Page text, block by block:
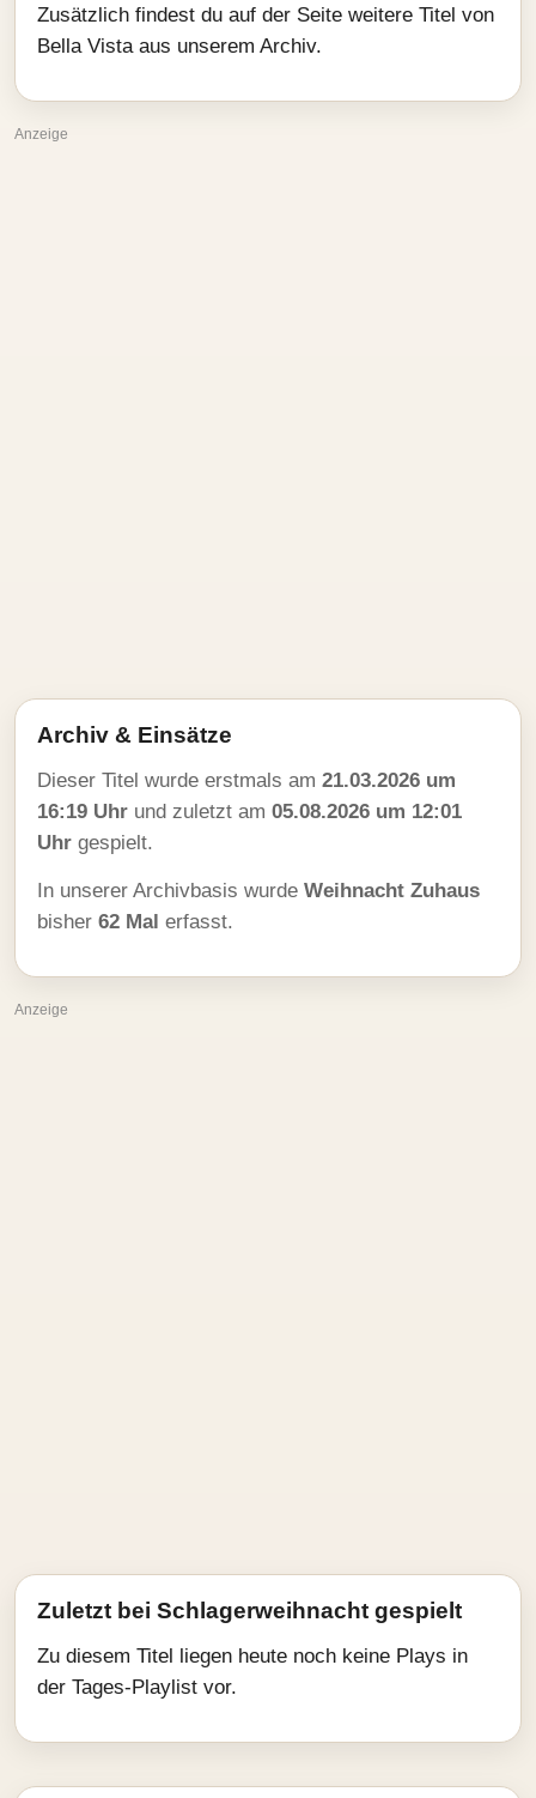
Zusätzlich findest du auf der Seite weitere Titel von
Bella Vista aus unserem Archiv.
Anzeige
Archiv & Einsätze
Dieser Titel wurde erstmals am 21.03.2026 um
16:19 Uhr und zuletzt am 05.08.2026 um 12:01
Uhr gespielt.
In unserer Archivbasis wurde Weihnacht Zuhaus
bisher 62 Mal erfasst.
Anzeige
Zuletzt bei Schlagerweihnacht gespielt
Zu diesem Titel liegen heute noch keine Plays in
der Tages-Playlist vor.